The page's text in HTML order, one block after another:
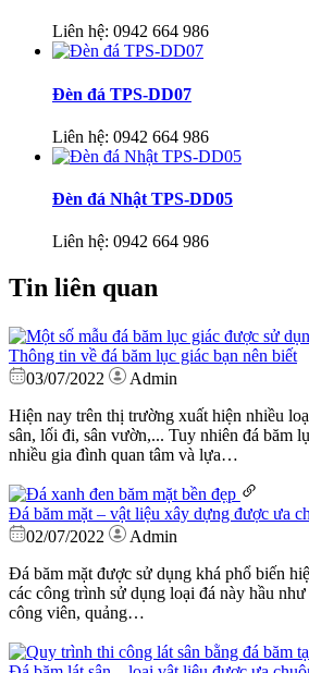
Liên hệ: 0942 664 986
Đèn đá TPS-DD07
Liên hệ: 0942 664 986
Đèn đá Nhật TPS-DD05
Liên hệ: 0942 664 986
Tin liên quan
Thông tin về đá băm lục giác bạn nên biết
03/07/2022
Admin
Hiện nay trên thị trường xuất hiện nhiều
sân, lối đi, sân vườn,... Tuy nhiên đá băm
nhiều gia đình quan tâm và lựa…
Đá băm mặt – vật liệu xây dựng được ưa
02/07/2022
Admin
Đá băm mặt được sử dụng khá phổ biến
các công trình sử dụng loại đá này hầu
công viên, quảng…